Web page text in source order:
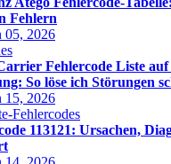
Fehlern
05, 2026
Fehlercode Liste
So löse ich Störungen
15, 2026
Fehlercodes
113121: Ursachen,